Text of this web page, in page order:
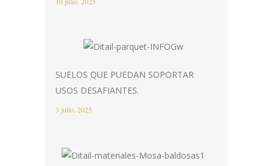
SUELOS QUE PUEDAN SOPORTAR
USOS DESAFIANTES.
3 julio, 2025